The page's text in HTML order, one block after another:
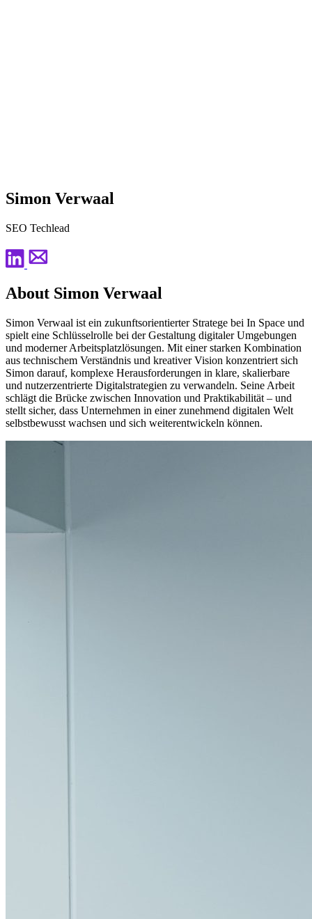
Simon Verwaal
SEO Techlead
About Simon Verwaal
Simon Verwaal ist ein zukunftsorientierter Stratege bei In Space und
spielt eine Schlüsselrolle bei der Gestaltung digitaler Umgebungen
und moderner Arbeitsplatzlösungen. Mit einer starken Kombination
aus technischem Verständnis und kreativer Vision konzentriert sich
Simon darauf, komplexe Herausforderungen in klare, skalierbare
und nutzerzentrierte Digitalstrategien zu verwandeln. Seine Arbeit
schlägt die Brücke zwischen Innovation und Praktikabilität – und
stellt sicher, dass Unternehmen in einer zunehmend digitalen Welt
selbstbewusst wachsen und sich weiterentwickeln können.